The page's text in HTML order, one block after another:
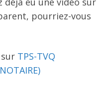
pourriez-vous
TPS-TVQ